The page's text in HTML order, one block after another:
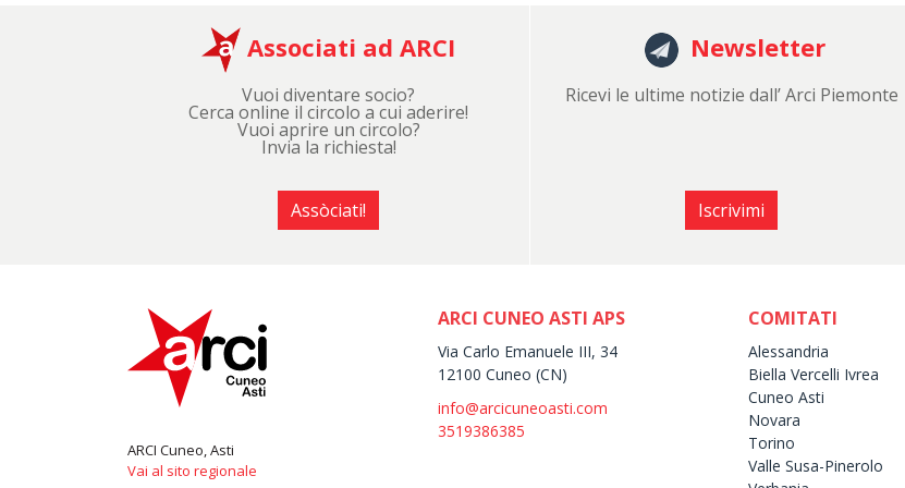
Associati ad ARCI
Vuoi diventare socio?
Cerca online il circolo a cui aderire!
Vuoi aprire un circolo?
Invia la richiesta!
Assòciati!
Newsletter
Ricevi le ultime notizie dall’ Arci Piemonte
Iscrivimi
ARCI Cuneo, Asti
Vai al sito regionale
ARCI CUNEO ASTI APS
Via Carlo Emanuele III, 34
12100 Cuneo (CN)
info@arcicuneoasti.com
3519386385
COMITATI
Alessandria
Biella Vercelli Ivrea
Cuneo Asti
Novara
Torino
Valle Susa-Pinerolo